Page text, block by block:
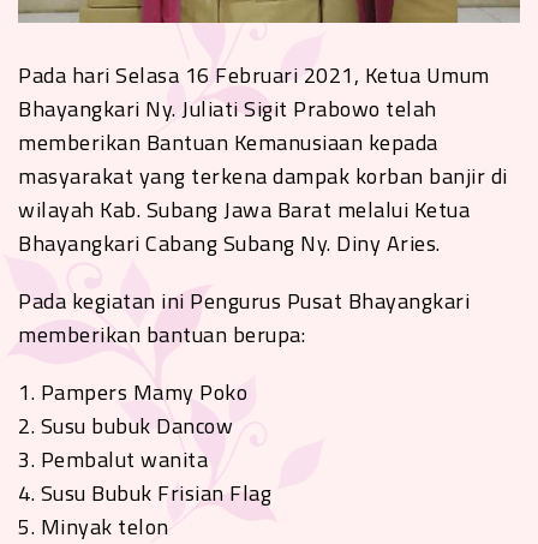
Pada hari Selasa 16 Februari 2021, Ketua Umum
Bhayangkari Ny. Juliati Sigit Prabowo telah
memberikan Bantuan Kemanusiaan kepada
masyarakat yang terkena dampak korban banjir di
wilayah Kab. Subang Jawa Barat melalui Ketua
Bhayangkari Cabang Subang Ny. Diny Aries.
Pada kegiatan ini Pengurus Pusat Bhayangkari
memberikan bantuan berupa:
1. Pampers Mamy Poko
2. Susu bubuk Dancow
3. Pembalut wanita
4. Susu Bubuk Frisian Flag
5. Minyak telon